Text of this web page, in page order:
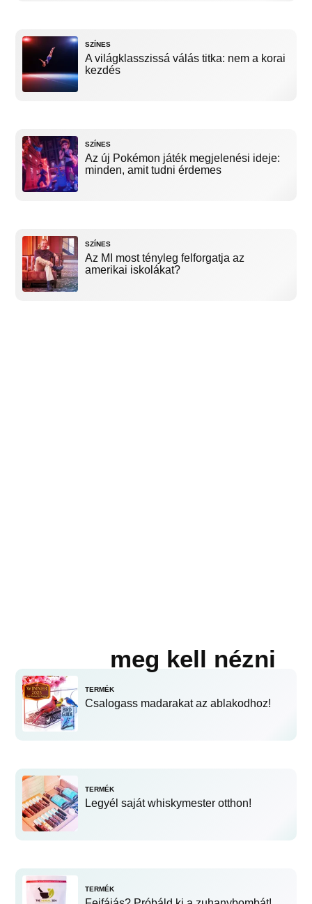
SZÍNES
A világklasszissá válás titka: nem a korai
kezdés
SZÍNES
Az új Pokémon játék megjelenési ideje:
minden, amit tudni érdemes
SZÍNES
Az MI most tényleg felforgatja az
amerikai iskolákat?
meg kell nézni
TERMÉK
Csalogass madarakat az ablakodhoz!
TERMÉK
Legyél saját whiskymester otthon!
TERMÉK